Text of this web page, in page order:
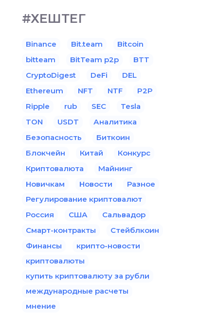
#ХЕШТЕГ
Binance Bit.team
Bitcoin
bitteam
BitTeam p2p
BTT
CryptoDigest
DeFi
DEL
Ethereum
NFT NTF
P2P
Ripple
rub SEC
Tesla
TON
USDT
Аналитика
Безопасность
Биткоин
Блокчейн
Китай
Конкурс
Криптовалюта
Майнинг
Новичкам
Новости
Разное
Регулирование криптовалют
Россия
США
Сальвадор
Смарт-контракты
Стейблкоин
Финансы
крипто-новости
криптовалюты
купить криптовалюту за рубли
международные расчеты
мнение